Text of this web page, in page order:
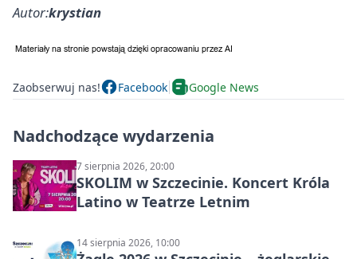
Autor:krystian
Zaobserwuj nas! Facebook Google News
Nadchodzące wydarzenia
7 sierpnia 2026, 20:00
SKOLIM w Szczecinie. Koncert Króla
Latino w Teatrze Letnim
14 sierpnia 2026, 10:00